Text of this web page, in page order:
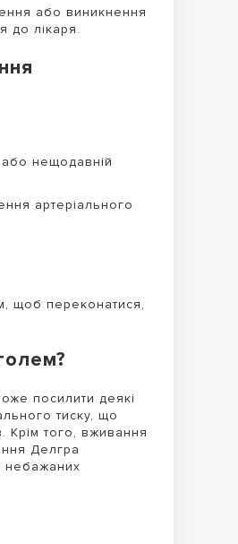
або виникнення
до лікаря.
або нещодавній
артеріального
щоб переконатися,
посилити деякі
тиску, що
Крім того, вживання
Делгра
небажаних